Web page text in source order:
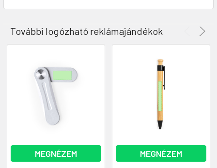
További logózható reklámajándékok
MEGNÉZEM
MEGNÉZEM